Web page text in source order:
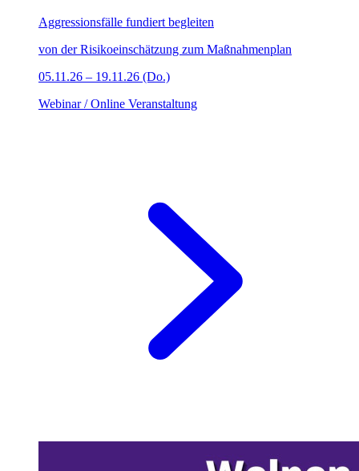
Aggressionsfälle fundiert begleiten
von der Risikoeinschätzung zum Maßnahmenplan
05.11.26 – 19.11.26 (Do.)
Webinar / Online Veranstaltung